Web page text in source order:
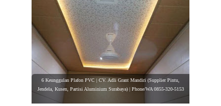
6 Keunggulan Plafon PVC | CV. Adli Grant Mandiri (Supplier Pintu,
Jendela, Kusen, Partisi Aluminium Surabaya) | Phone/WA 0855-320-5153